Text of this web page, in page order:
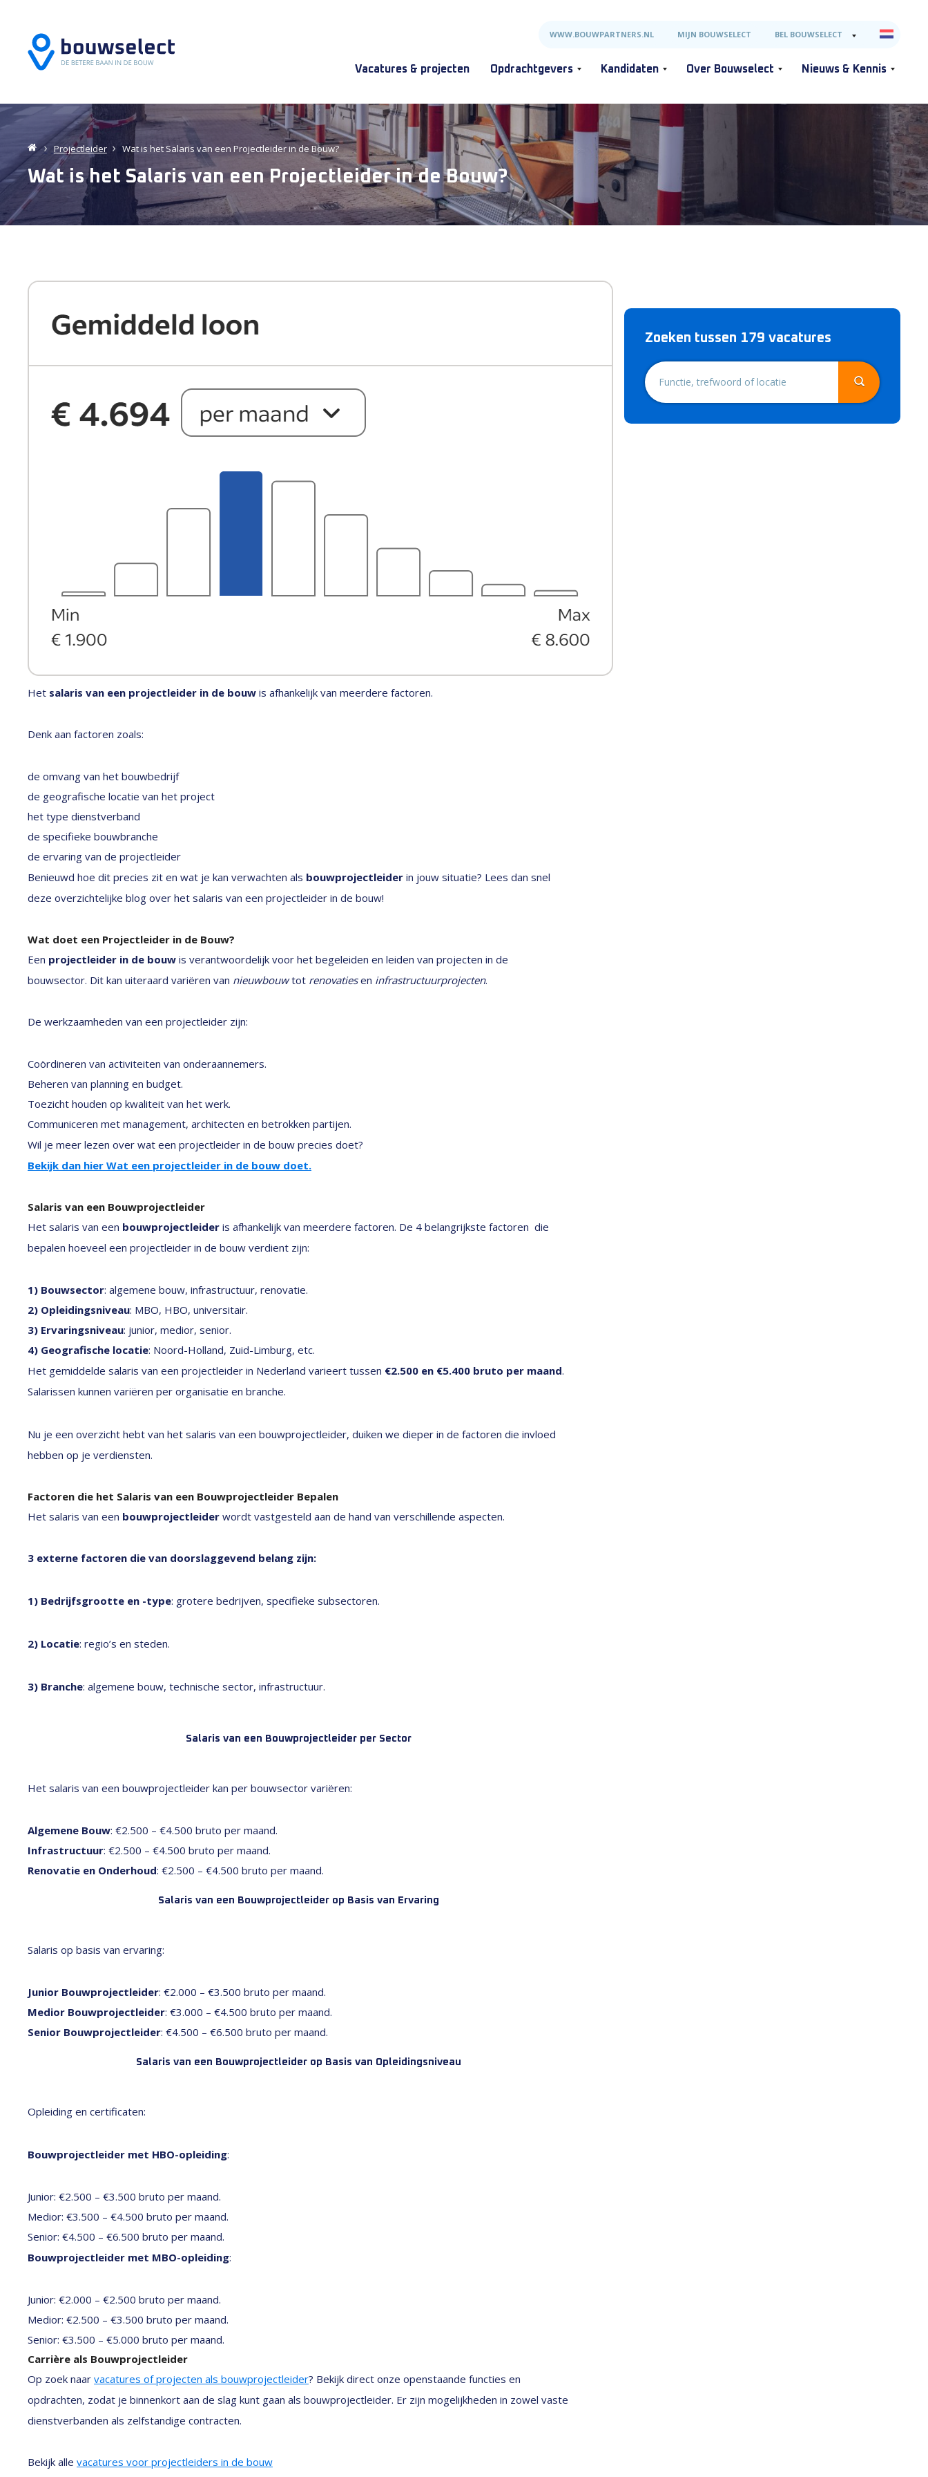
WWW.BOUWPARTNERS.NL MIJN BOUWSELECT BEL BOUWSELECT
Vacatures & projecten Opdrachtgevers Kandidaten Over Bouwselect Nieuws & Kennis
Projectleider Wat is het Salaris van een Projectleider in de Bouw?
Wat is het Salaris van een Projectleider in de Bouw?
Het salaris van een projectleider in de bouw is afhankelijk van meerdere factoren.
Denk aan factoren zoals:
de omvang van het bouwbedrijf
de geografische locatie van het project
het type dienstverband
de specifieke bouwbranche
de ervaring van de projectleider
Benieuwd hoe dit precies zit en wat je kan verwachten als bouwprojectleider in jouw situatie? Lees dan snel
deze overzichtelijke blog over het salaris van een projectleider in de bouw!
Wat doet een Projectleider in de Bouw?
Een projectleider in de bouw is verantwoordelijk voor het begeleiden en leiden van projecten in de
bouwsector. Dit kan uiteraard variëren van nieuwbouwtot renovatiesen infrastructuurprojecten.
De werkzaamheden van een projectleider zijn:
Coördineren van activiteiten van onderaannemers.
Beheren van planning en budget.
Toezicht houden op kwaliteit van het werk.
Communiceren met management, architecten en betrokken partijen.
Wil je meer lezen over wat een projectleider in de bouw precies doet?
Bekijk dan hier Wat een projectleider in de bouw doet.
Salaris van een Bouwprojectleider
Het salaris van een bouwprojectleider is afhankelijk van meerdere factoren. De 4 belangrijkste factoren die
bepalen hoeveel een projectleider in de bouw verdient zijn:
1) Bouwsector: algemene bouw, infrastructuur, renovatie.
2) Opleidingsniveau: MBO, HBO, universitair.
3) Ervaringsniveau: junior, medior, senior.
4) Geografische locatie: Noord-Holland, Zuid-Limburg, etc.
Het gemiddelde salaris van een projectleider in Nederland varieert tussen €2.500 en €5.400 bruto per maand.
Salarissen kunnen variëren per organisatie en branche.
Nu je een overzicht hebt van het salaris van een bouwprojectleider, duiken we dieper in de factoren die invloed
hebben op je verdiensten.
Factoren die het Salaris van een Bouwprojectleider Bepalen
Het salaris van een bouwprojectleider wordt vastgesteld aan de hand van verschillende aspecten.
3 externe factoren die van doorslaggevend belang zijn:
1) Bedrijfsgrootte en -type: grotere bedrijven, specifieke subsectoren.
2) Locatie: regio’s en steden.
3) Branche: algemene bouw, technische sector, infrastructuur.
Salaris van een Bouwprojectleider per Sector
Het salaris van een bouwprojectleider kan per bouwsector variëren:
Algemene Bouw: €2.500 – €4.500 bruto per maand.
Infrastructuur: €2.500 – €4.500 bruto per maand.
Renovatie en Onderhoud: €2.500 – €4.500 bruto per maand.
Salaris van een Bouwprojectleider op Basis van Ervaring
Salaris op basis van ervaring:
Junior Bouwprojectleider: €2.000 – €3.500 bruto per maand.
Medior Bouwprojectleider: €3.000 – €4.500 bruto per maand.
Senior Bouwprojectleider: €4.500 – €6.500 bruto per maand.
Salaris van een Bouwprojectleider op Basis van Opleidingsniveau
Opleiding en certificaten:
Bouwprojectleider met HBO-opleiding:
Junior: €2.500 – €3.500 bruto per maand.
Medior: €3.500 – €4.500 bruto per maand.
Senior: €4.500 – €6.500 bruto per maand.
Bouwprojectleider met MBO-opleiding:
Junior: €2.000 – €2.500 bruto per maand.
Medior: €2.500 – €3.500 bruto per maand.
Senior: €3.500 – €5.000 bruto per maand.
Carrière als Bouwprojectleider
Op zoek naar vacatures of projecten als bouwprojectleider? Bekijk direct onze openstaande functies en
opdrachten, zodat je binnenkort aan de slag kunt gaan als bouwprojectleider. Er zijn mogelijkheden in zowel vaste
dienstverbanden als zelfstandige contracten.
Bekijk alle vacatures voor projectleiders in de bouw
Zoeken tussen 179 vacatures